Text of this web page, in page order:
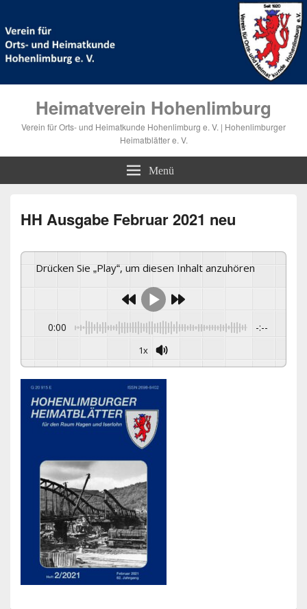
Heimatverein Hohenlimburg
Verein für Orts- und Heimatkunde Hohenlimburg e. V. | Hohenlimburger
Heimatblätter e. V.
Menü
HH Ausgabe Februar 2021 neu
Drücken Sie „Play“, um diesen Inhalt anzuhören
0:00 -:--
1x